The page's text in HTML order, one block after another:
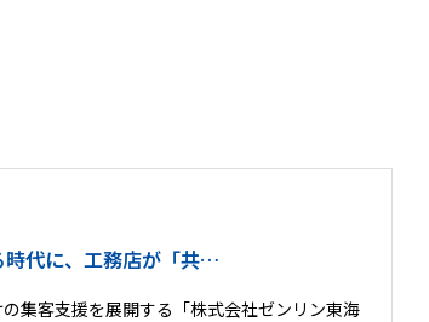
時代に、工務店が「共…
集客支援を展開する「株式会社ゼンリン東海